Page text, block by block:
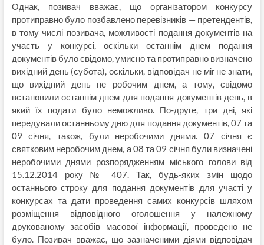
Однак, позивач вважає, що організатором конкурсу
протиправно було позбавлено перевізників — претендентів,
в тому числі позивача, можливості подання документів на
участь у конкурсі, оскільки останнім днем подання
документів було свідомо, умисно та протиправно визначено
вихідний день (субота), оскільки, відповідач не міг не знати,
що вихідний день не робочим днем, а тому, свідомо
встановили останнім днем для подання документів день, в
який їх подати було неможливо. По-друге, три дні, які
передували останньому дню для подання документів, 07 та
09 січня, також, були неробочими днями. 07 січня є
святковим неробочим днем, а 08 та 09 січня були визначені
неробочими днями розпорядженням міського голови від
15.12.2014 року № 407. Так, будь-яких змін щодо
останнього строку для подання документів для участі у
конкурсах та дати проведення самих конкурсів шляхом
розміщення відповідного оголошення у належному
друкованому засобів масової інформації, проведено не
було. Позивач вважає, що зазначеними діями відповідач